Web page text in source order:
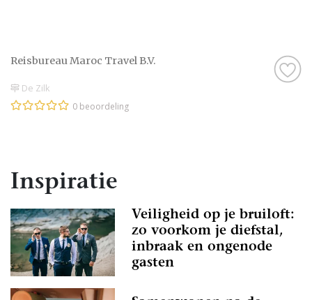
Reisbureau Maroc Travel B.V.
De Zilk
0 beoordeling
Inspiratie
Veiligheid op je bruiloft:
zo voorkom je diefstal,
inbraak en ongenode
gasten